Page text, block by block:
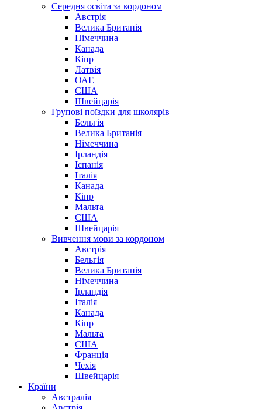
Середня освіта за кордоном
Австрія
Велика Британія
Німеччина
Канада
Кіпр
Латвія
ОАЕ
США
Швейцарія
Групові поїздки для школярів
Бельгія
Велика Британія
Німеччина
Ірландія
Іспанія
Італія
Канада
Кіпр
Мальта
США
Швейцарія
Вивчення мови за кордоном
Австрія
Бельгія
Велика Британія
Німеччина
Ірландія
Італія
Канада
Кіпр
Мальта
США
Франція
Чехія
Швейцарія
Країни
Австралія